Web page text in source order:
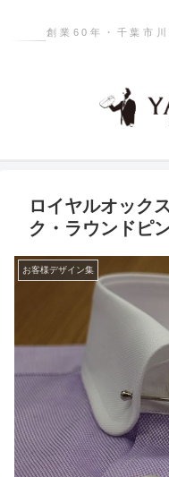
創業60年・千葉市
ロイヤルオッ
ク・ラウンドピ
お客様デザイン集